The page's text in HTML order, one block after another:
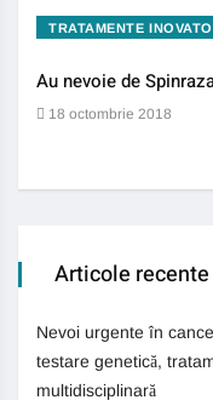
TRATAMENTE
Au nevoie de
18 octombrie 2018
Articole recente
Nevoi urgente în
testare genetică,
multidisciplinară